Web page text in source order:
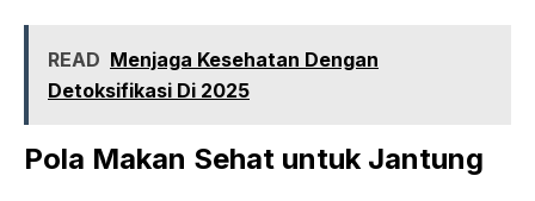
READ Menjaga Kesehatan Dengan
Detoksifikasi Di 2025
Pola Makan Sehat untuk Jantung